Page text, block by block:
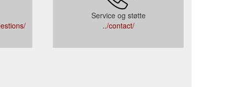
Service og støtte
../contact/